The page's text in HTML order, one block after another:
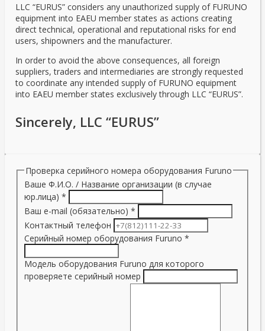
LLC “EURUS” considers any unauthorized supply of FURUNO
equipment into EAEU member states as actions creating
direct technical, operational and reputational risks for end
users, shipowners and the manufacturer.
In order to avoid the above consequences, all foreign
suppliers, traders and intermediaries are strongly requested
to coordinate any intended supply of FURUNO equipment
into EAEU member states exclusively through LLC “EURUS”.
Sincerely, LLC “EURUS”
Проверка серийного номера оборудования Furuno
Ваше Ф.И.О. / Название организации (в случае
юр.лица) *
Ваш e-mail (обязательно) *
Контактный телефон
Серийный номер оборудования Furuno *
Модель оборудования Furuno для которого
проверяете серийный номер